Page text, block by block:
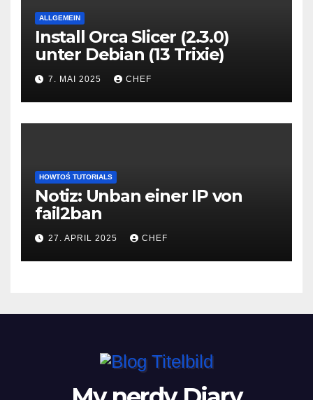
ALLGEMEIN
Install Orca Slicer (2.3.0)
unter Debian (13 Trixie)
7. MAI 2025 CHEF
HOWTOŚ TUTORIALS
Notiz: Unban einer IP von
fail2ban
27. APRIL 2025 CHEF